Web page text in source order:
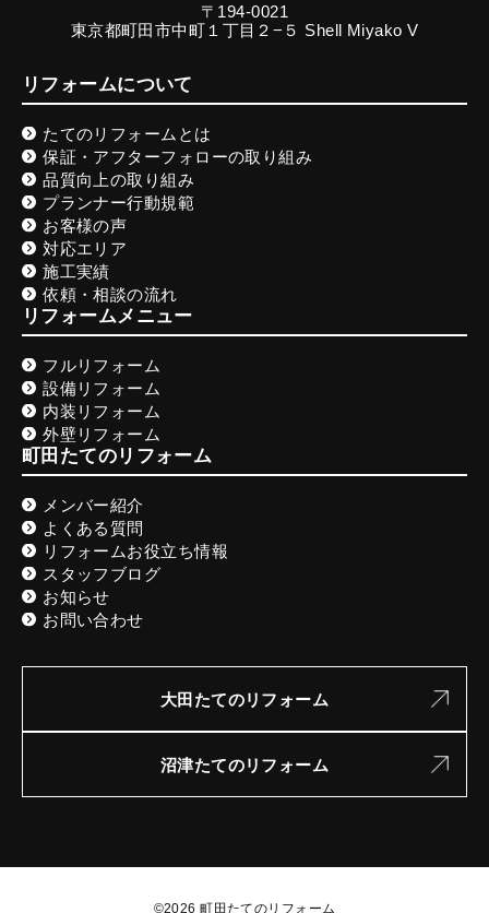
〒194-0021
東京都町田市中町１丁目２−５ Shell Miyako V
リフォームについて
たてのリフォームとは
保証・アフターフォローの取り組み
品質向上の取り組み
プランナー行動規範
お客様の声
対応エリア
施工実績
依頼・相談の流れ
リフォームメニュー
フルリフォーム
設備リフォーム
内装リフォーム
外壁リフォーム
町田たてのリフォーム
メンバー紹介
よくある質問
リフォームお役立ち情報
スタッフブログ
お知らせ
お問い合わせ
大田たてのリフォーム
沼津たてのリフォーム
©2026 町田たてのリフォーム